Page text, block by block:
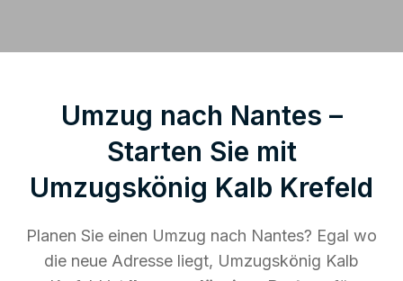
Umzug nach Nantes –
Starten Sie mit
Umzugskönig Kalb Krefeld
Planen Sie einen Umzug nach Nantes? Egal wo
die neue Adresse liegt, Umzugskönig Kalb